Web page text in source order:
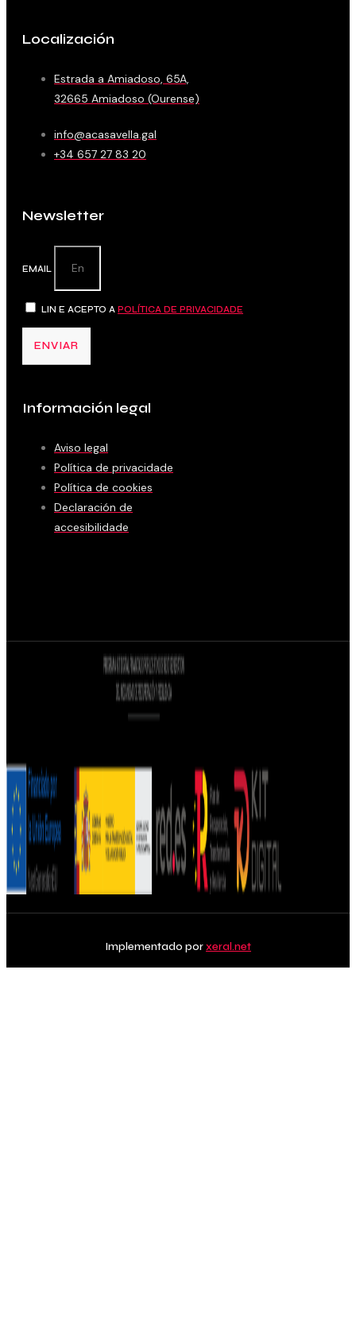
Localización
Estrada a Amiadoso, 65A,
32665 Amiadoso (Ourense)
info@acasavella.gal
+34 657 27 83 20
Newsletter
EMAIL
LIN E ACEPTO A POLÍTICA DE PRIVACIDADE
ENVIAR
Información legal
Aviso legal
Política de privacidade
Política de cookies
Declaración de
accesibilidade
Implementado porxeral.net